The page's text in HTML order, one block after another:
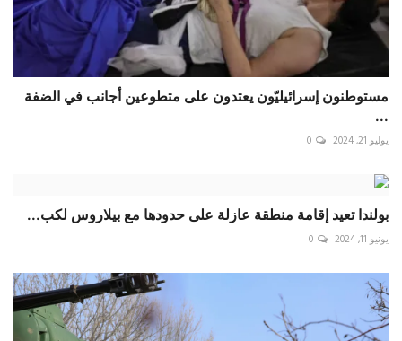
مستوطنون إسرائيليّون يعتدون على متطوعين أجانب في الضفة
...
يوليو 21, 2024 0
بولندا تعيد إقامة منطقة عازلة على حدودها مع بيلاروس لكب...
يونيو 11, 2024 0